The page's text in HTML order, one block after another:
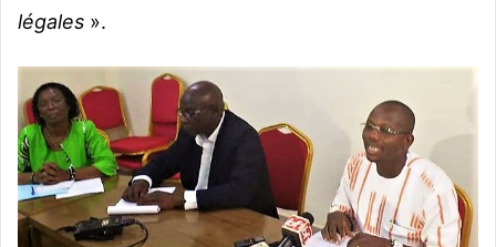
légales ».